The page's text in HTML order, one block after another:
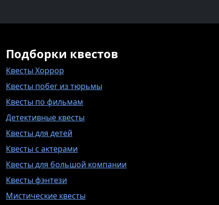
Подборки квестов
Квесты Хоррор
Квесты побег из тюрьмы
Квесты по фильмам
Детективные квесты
Квесты для детей
Квесты с актерами
Квесты для большой компании
Квесты фэнтези
Мистические квесты